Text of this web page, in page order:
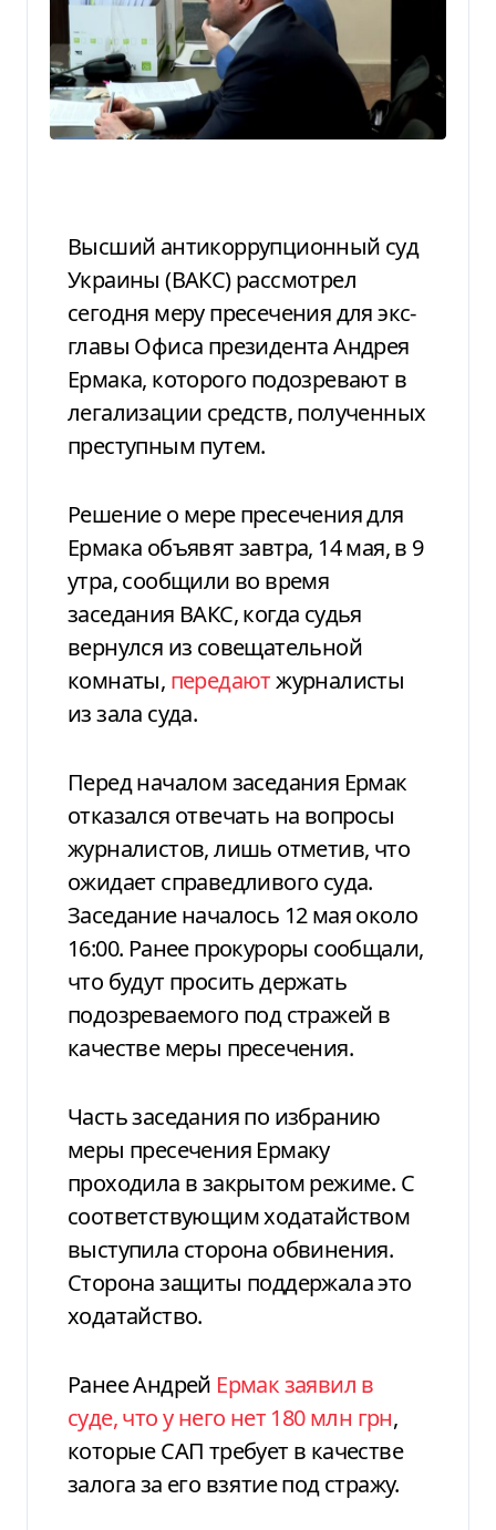
Высший антикоррупционный суд
Украины (ВАКС) рассмотрел
сегодня меру пресечения для экс-
главы Офиса президента Андрея
Ермака, которого подозревают в
легализации средств, полученных
преступным путем.
Решение о мере пресечения для
Ермака объявят завтра, 14 мая, в 9
утра, сообщили во время
заседания ВАКС, когда судья
вернулся из совещательной
комнаты, передаютжурналисты
из зала суда.
Перед началом заседания Ермак
отказался отвечать на вопросы
журналистов, лишь отметив, что
ожидает справедливого суда.
Заседание началось 12 мая около
16:00. Ранее прокуроры сообщали,
что будут просить держать
подозреваемого под стражей в
качестве меры пресечения.
Часть заседания по избранию
меры пресечения Ермаку
проходила в закрытом режиме. С
соответствующим ходатайством
выступила сторона обвинения.
Сторона защиты поддержала это
ходатайство.
Ранее Андрей Ермак заявил в
суде, что у него нет 180 млн грн,
которые САП требует в качестве
залога за его взятие под стражу.